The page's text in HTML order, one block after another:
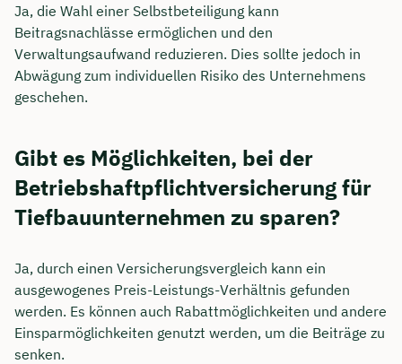
Ja, die Wahl einer Selbstbeteiligung kann
Beitragsnachlässe ermöglichen und den
Verwaltungsaufwand reduzieren. Dies sollte jedoch in
Abwägung zum individuellen Risiko des Unternehmens
geschehen.
Gibt es Möglichkeiten, bei der
Betriebshaftpflichtversicherung für
Tiefbauunternehmen zu sparen?
Ja, durch einen Versicherungsvergleich kann ein
ausgewogenes Preis-Leistungs-Verhältnis gefunden
werden. Es können auch Rabattmöglichkeiten und andere
Einsparmöglichkeiten genutzt werden, um die Beiträge zu
senken.